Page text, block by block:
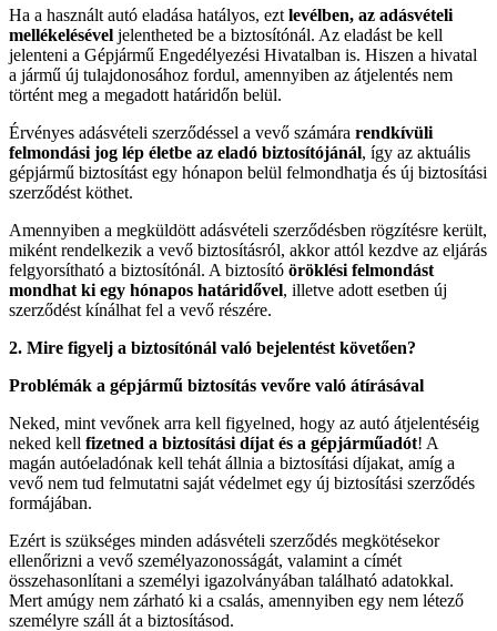
Ha a használt autó eladása hatályos, ezt levélben, az adásvételi
mellékelésével jelentheted be a biztosítónál. Az eladást be kell
jelenteni a Gépjármű Engedélyezési Hivatalban is. Hiszen a hivatal
a jármű új tulajdonosához fordul, amennyiben az átjelentés nem
történt meg a megadott határidőn belül.
Érvényes adásvételi szerződéssel a vevő számára rendkívüli
felmondási jog lép életbe az eladó biztosítójánál, így az aktuális
gépjármű biztosítást egy hónapon belül felmondhatja és új biztosítási
szerződést köthet.
Amennyiben a megküldött adásvételi szerződésben rögzítésre került,
miként rendelkezik a vevő biztosításról, akkor attól kezdve az eljárás
felgyorsítható a biztosítónál. A biztosító öröklési felmondást
mondhat ki egy hónapos határidővel, illetve adott esetben új
szerződést kínálhat fel a vevő részére.
2. Mire figyelj a biztosítónál való bejelentést követően?
Problémák a gépjármű biztosítás vevőre való átírásával
Neked, mint vevőnek arra kell figyelned, hogy az autó átjelentéséig
neked kell fizetned a biztosítási díjat és a gépjárműadót! A
magán autóeladónak kell tehát állnia a biztosítási díjakat, amíg a
vevő nem tud felmutatni saját védelmet egy új biztosítási szerződés
formájában.
Ezért is szükséges minden adásvételi szerződés megkötésekor
ellenőrizni a vevő személyazonosságát, valamint a címét
összehasonlítani a személyi igazolványában található adatokkal.
Mert amúgy nem zárható ki a csalás, amennyiben egy nem létező
személyre száll át a biztosításod.